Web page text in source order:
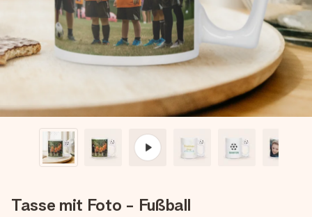
Erstelle etwas Einzigartiges in wenigen Schritten – mit
ihrem Namen, deinem Foto oder einer Nachricht von
Herzen. Kein Stress, nur pure Liebe für den perfekten
Moment.
Tasse mit Foto - Fußball